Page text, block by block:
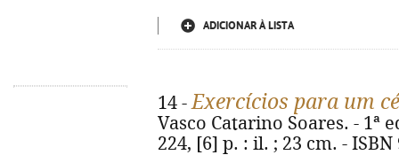
ADICIONAR À LISTA
14 -Exercícios para um
Vasco Catarino Soares. - 1ª
224, [6] p. : il. ; 23 cm. - ISBN